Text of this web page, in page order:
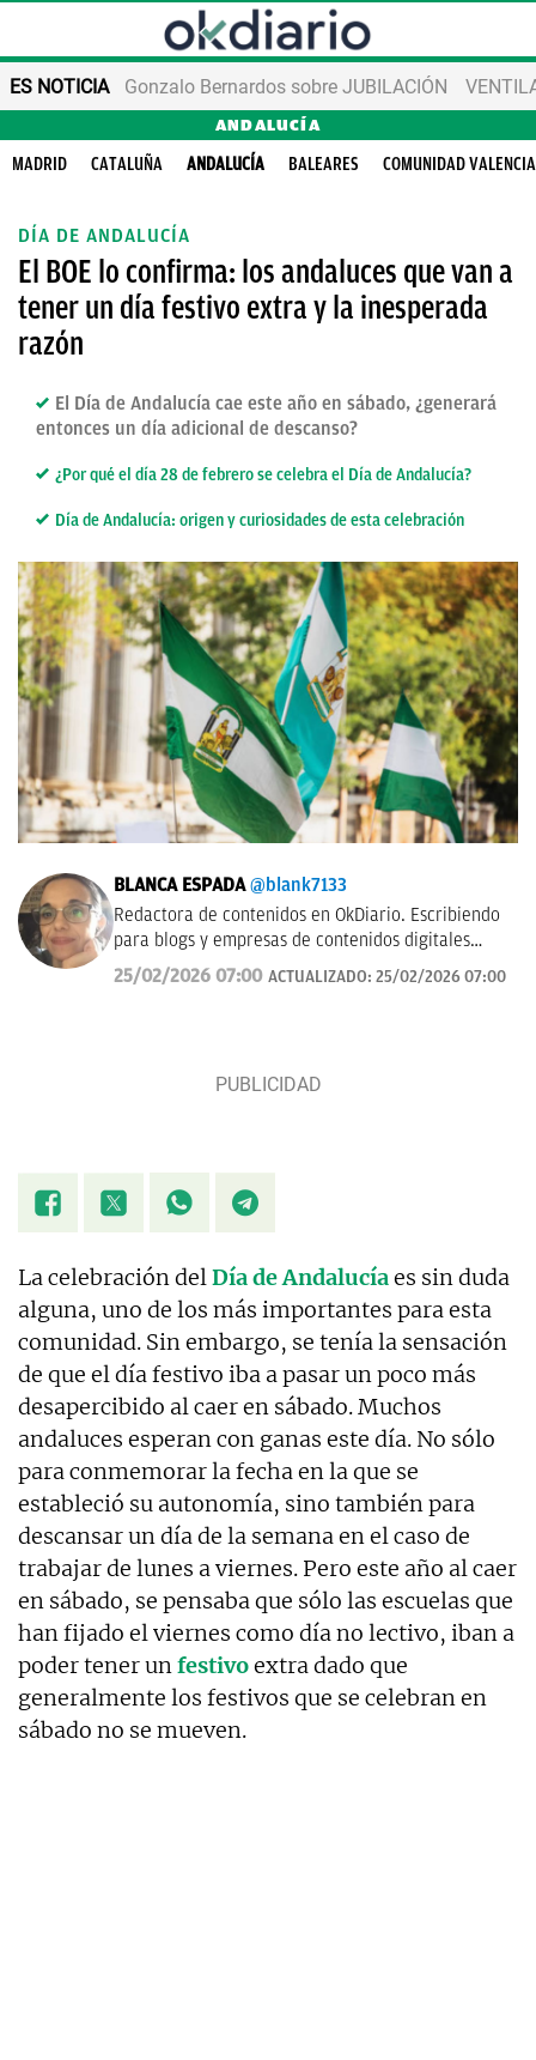
ES NOTICIA Gonzalo Bernardos sobre JUBILACIÓN
ANDALUCÍA
MADRID CATALUÑA ANDALUCÍA BALEARES COMUNIDAD
DÍA DE ANDALUCÍA
El BOE lo confirma: los andaluces que van a
tener un día festivo extra y la inesperada
razón
El Día de Andalucía cae este año en sábado, ¿generará
entonces un día adicional de descanso?
¿Por qué el día 28 de febrero se celebra el Día de Andalucía?
Día de Andalucía: origen y curiosidades de esta celebración
BLANCA ESPADA @blank7133
Redactora de contenidos en OkDiario. Escribiendo
para blogs y empresas de contenidos digitales
desde 2007.
25/02/2026 07:00 ACTUALIZADO: 25/02/2026 07:00
La celebración delDía de Andalucíaes sin duda
alguna, uno de los más importantes para esta
comunidad. Sin embargo, se tenía la sensación
de que el día festivo iba a pasar un poco más
desapercibido al caer en sábado. Muchos
andaluces esperan con ganas este día. No sólo
para conmemorar la fecha en la que se
estableció su autonomía, sino también para
descansar un día de la semana en el caso de
trabajar de lunes a viernes. Pero este año al caer
en sábado, se pensaba que sólo las escuelas que
han fijado el viernes como día no lectivo, iban a
poder tener unfestivoextra dado que
generalmente los festivos que se celebran en
sábado no se mueven.